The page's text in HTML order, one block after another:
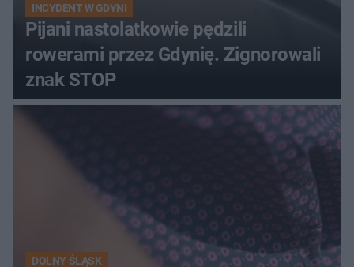
INCYDENT W GDYNI
Pijani nastolatkowie pędzili
rowerami przez Gdynię. Zignorowali
znak STOP
DOLNY ŚLĄSK